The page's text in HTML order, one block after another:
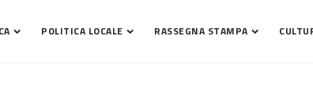
POLITICA LOCALE RASSEGNA STAMPA